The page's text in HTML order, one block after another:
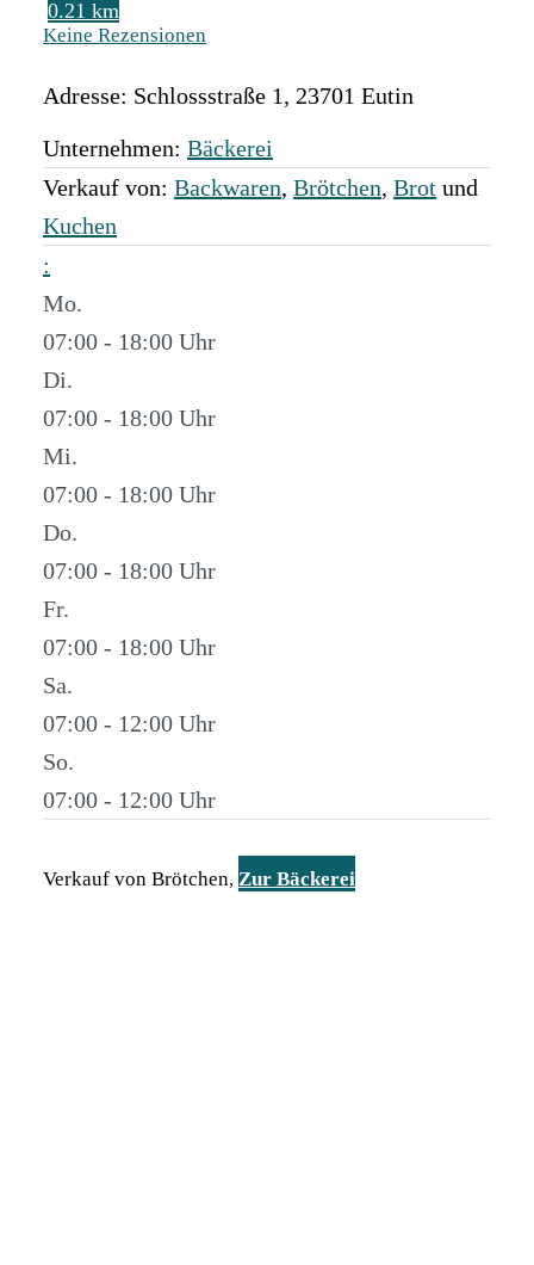
0.21 km
Keine Rezensionen
Adresse: Schlossstraße 1, 23701 Eutin
Unternehmen: Bäckerei
Verkauf von: Backwaren, Brötchen, Brot und
Kuchen
:
Mo.
07:00 - 18:00
Di.
07:00 - 18:00
Mi.
07:00 - 18:00
Do.
07:00 - 18:00
Fr.
07:00 - 18:00
Sa.
07:00 - 12:00
So.
07:00 - 12:00
Verkauf von Brötchen, Zur Bäckerei